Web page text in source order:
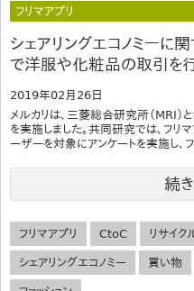
フリマアプリ
シェアリングエコノミーに
で洋服や化粧品の取引を
2019年02月26日
メルカリは、三菱総合研究所（MRI）
を実施しました。共同研究では、フ
ーザーを対象にアンケートを実施し、
続
フリマアプリ CtoC リサイク
シェアリングエコノミー 買い物